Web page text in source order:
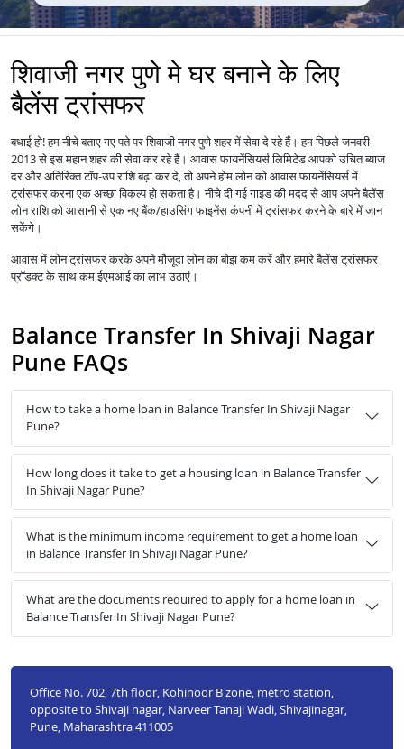
शिवाजी नगर पुणे मे घर बनाने के लिए
बैलेंस ट्रांसफर
बधाई हो! हम नीचे बताए गए पते पर शिवाजी नगर पुणे शहर में सेवा दे रहे हैं। हम पिछले जनवरी
2013 से इस महान शहर की सेवा कर रहे हैं। आवास फायनेंसियर्स लिमिटेड आपको उचित ब्याज
दर और अतिरिक्त टॉप-उप राशि बढ़ा कर दे, तो अपने होम लोन को आवास फायनेंसियर्स में
ट्रांसफर करना एक अच्छा विकल्प हो सकता है। नीचे दी गई गाइड की मदद से आप अपने बैलेंस
लोन राशि को आसानी से एक नए बैंक/हाउसिंग फाइनेंस कंपनी में ट्रांसफर करने के बारे में जान
सकेंगे।
आवास मेंलोनट्रांसफर करके अपने मौजूदा लोन का बोझ कम करें और हमारे बैलेंस ट्रांसफर
प्रॉडक्ट के साथ कम ईएमआई का लाभ उठाएं।
Balance Transfer In Shivaji Nagar
Pune FAQs
How to take a home loan in Balance Transfer In Shivaji Nagar
Pune?
How long does it take to get a housing loan in Balance Transfer
In Shivaji Nagar Pune?
What is the minimum income requirement to get a home loan
in Balance Transfer In Shivaji Nagar Pune?
What are the documents required to apply for a home loan in
Balance Transfer In Shivaji Nagar Pune?
Office No. 702, 7th floor, Kohinoor B zone, metro station,
opposite to Shivaji nagar, Narveer Tanaji Wadi, Shivajinagar,
Pune, Maharashtra 411005